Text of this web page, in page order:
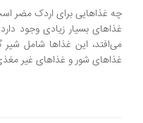
چه غذاهایی برای اردک مضر
غذاهای بسیار زیادی وجود
می‌افتد، این غذاها شامل شیر
غذاهای شور و غذاهای غیر